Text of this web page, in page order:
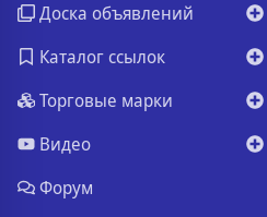
Доска объявлений
Каталог ссылок
Торговые марки
Видео
Форум